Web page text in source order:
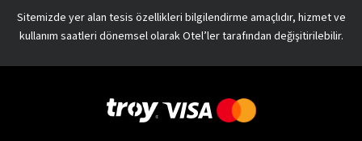
Sitemizde yer alan tesis özellikleri bilgilendirme amaçlıdır, hizmet ve
kullanım saatleri dönemsel olarak Otel’ler tarafından değişitirilebilir.